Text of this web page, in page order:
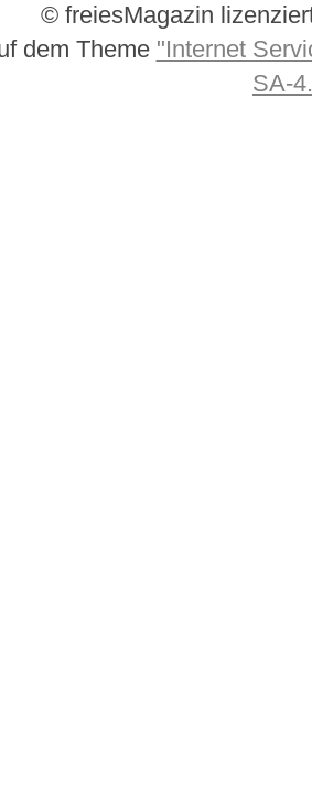
© freiesMagazin
dem Theme "Internet
SA-